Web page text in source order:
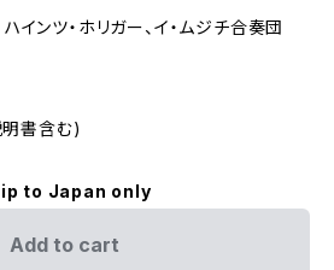
ンツ・ホリガー、イ・ムジチ合奏団
書含む)
to Japan only
Add to cart